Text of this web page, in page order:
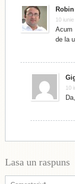
10
Acum
de la
10
Lasa un raspuns